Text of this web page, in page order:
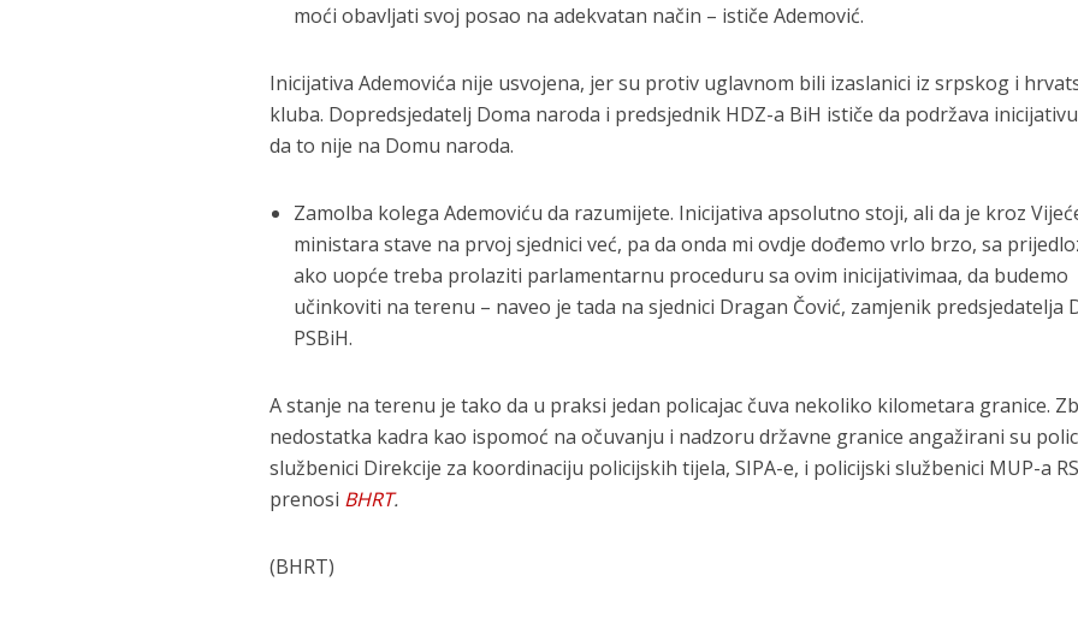
moći obavljati svoj posao na adekvatan način – ističe Ademović.
Inicijativa Ademovića nije usvojena, jer su protiv uglavnom bili izaslanici iz srpskog i
kluba. Dopredsjedatelj Doma naroda i predsjednik HDZ-a BiH ističe da podržava
da to nije na Domu naroda.
Zamolba kolega Ademoviću da razumijete. Inicijativa apsolutno stoji, ali da je kroz
ministara stave na prvoj sjednici već, pa da onda mi ovdje dođemo vrlo brzo, sa
ako uopće treba prolaziti parlamentarnu proceduru sa ovim inicijativimaa, da budemo
učinkoviti na terenu – naveo je tada na sjednici Dragan Čović, zamjenik predsjedatelja
PSBiH.
A stanje na terenu je tako da u praksi jedan policajac čuva nekoliko kilometara granice.
nedostatka kadra kao ispomoć na očuvanju i nadzoru državne granice angažirani su
službenici Direkcije za koordinaciju policijskih tijela, SIPA-e, i policijski službenici MUP-a
prenosi BHRT.
(BHRT)